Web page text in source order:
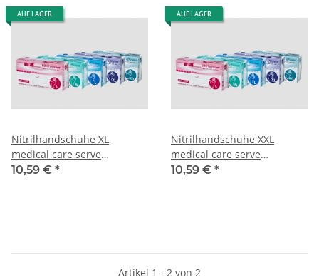
AUF LAGER
Nitrilhandschuhe XL
medical care serve
Puderfrei 100 Stk. blau
10,59 € *
AUF LAGER
Nitrilhandschuhe XXL
medical care serve
Puderfrei 100 Stk. blau
10,59 € *
Artikel 1 - 2 von 2